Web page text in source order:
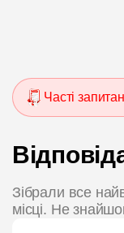
Часті
Зібрали все
місці. Не